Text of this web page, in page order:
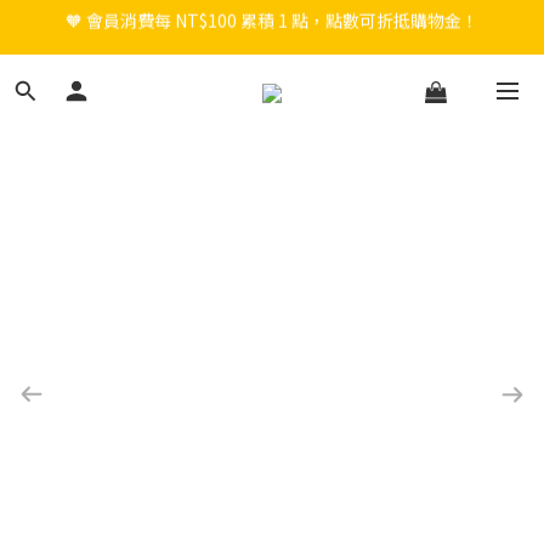
🎉 新會員註冊立即送 $200 購物金＋首購免運！
🎉 新會員註冊立即送 $200 購物金＋首購免運！